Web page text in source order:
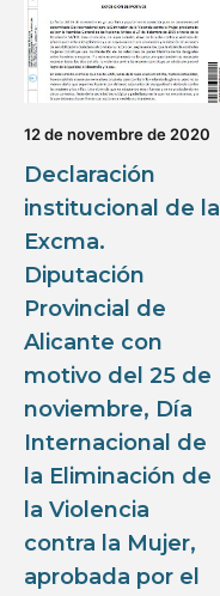
12 de novembre de 2020
Declaración
institucional de la
Excma.
Diputación
Provincial de
Alicante con
motivo del 25 de
noviembre, Día
Internacional de
la Eliminación de
la Violencia
contra la Mujer,
aprobada por el